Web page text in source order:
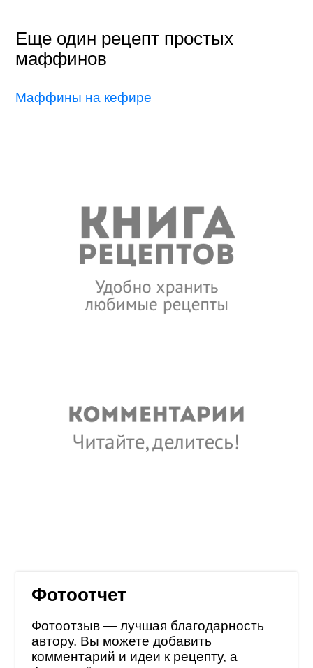
Еще один рецепт простых
маффинов
Маффины на кефире
Фотоотчет
Фотоотзыв — лучшая благодарность
автору. Вы можете добавить
комментарий и идеи к рецепту, а